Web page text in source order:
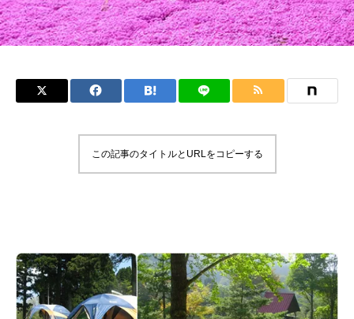
この記事のタイトルとURLをコピーする